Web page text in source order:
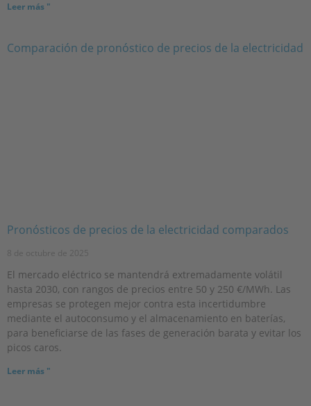
Leer más "
Pronósticos de precios de la electricidad comparados
8 de octubre de 2025
El mercado eléctrico se mantendrá extremadamente volátil
hasta 2030, con rangos de precios entre 50 y 250 €/MWh. Las
empresas se protegen mejor contra esta incertidumbre
mediante el autoconsumo y el almacenamiento en baterías,
para beneficiarse de las fases de generación barata y evitar los
picos caros.
Leer más "